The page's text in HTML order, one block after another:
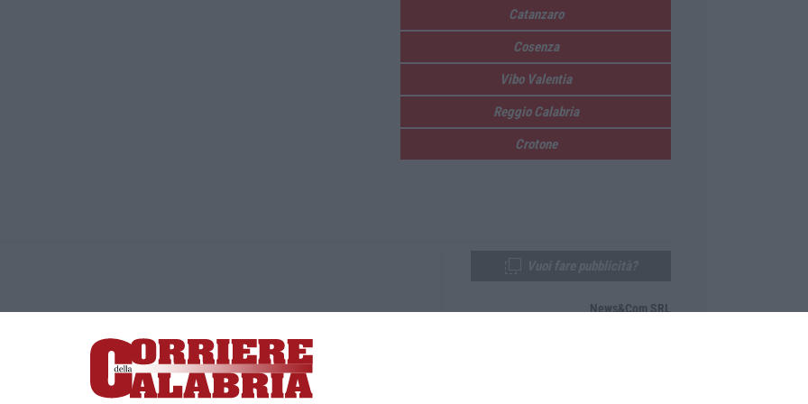
Catanzaro
Cosenza
Vibo Valentia
Reggio Calabria
Crotone
Lamezia Terme (CZ)
responsabile Paola Militano |Privacy
News&Com SRL